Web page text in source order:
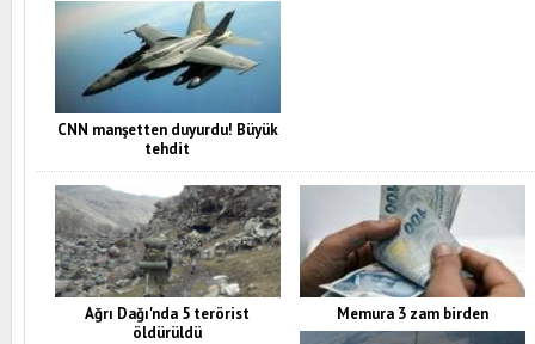
CNN manşetten duyurdu! Büyük
tehdit
Ağrı Dağı'nda 5 terörist
öldürüldü
Memura 3 zam birden